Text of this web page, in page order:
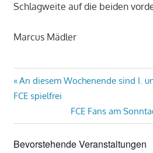
Schlagweite auf die beiden
Marcus Mädler
Vorheriger
Beitrag:
An diesem Wochenende sind I.
FCE spielfrei
Nächster
Beitrag:
FCE Fans am
Bevorstehende Veranstaltungen